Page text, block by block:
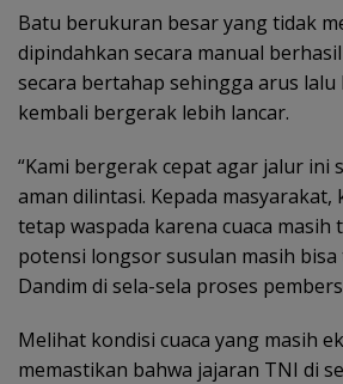
Batu berukuran besar yang tidak
dipindahkan secara manual
secara bertahap sehingga arus lalu
kembali bergerak lebih lancar.
“Kami bergerak cepat agar jalur ini
aman dilintasi. Kepada masyarakat,
tetap waspada karena cuaca masih
potensi longsor susulan masih bisa
Dandim di sela-sela proses
Melihat kondisi cuaca yang masih
memastikan bahwa jajaran TNI di